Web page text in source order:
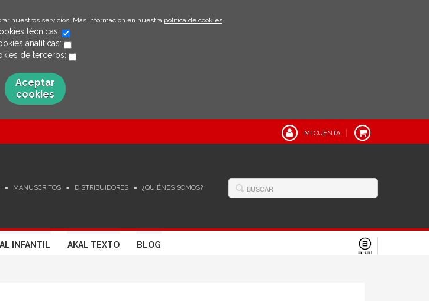
nuestros servicios. Más información en nuestra política de cookies.
técnicas:
analíticas:
de terceros:
Aceptar
cookies
MI CUENTA
MANUSCRITOS DISTRIBUIDORES ¿QUIÉNES SOMOS?
INFANTIL AKAL TEXTO BLOG